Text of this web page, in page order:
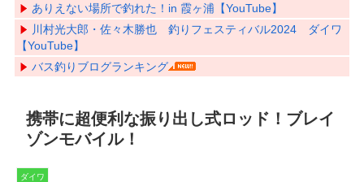
ありえない場所で釣れた！in 霞ヶ浦【YouTube】
川村光大郎・佐々木勝也 釣りフェスティバル2024 ダイワ
【YouTube】
バス釣りブログランキング
携帯に超便利な振り出し式ロッド！ブレイ
ゾンモバイル！
ダイワ